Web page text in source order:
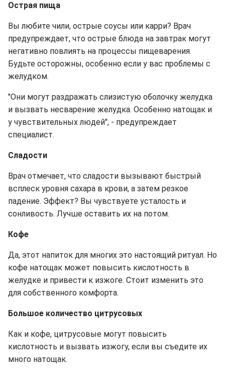
Острая пища
Вы любите чили, острые соусы или карри? Врач
предупреждает, что острые блюда на завтрак могут
негативно повлиять на процессы пищеварения.
Будьте осторожны, особенно если у вас проблемы с
желудком.
"Они могут раздражать слизистую оболочку желудка
и вызвать несварение желудка. Особенно натощак и
у чувствительных людей", - предупреждает
специалист.
Сладости
Врач отмечает, что сладости вызывают быстрый
всплеск уровня сахара в крови, а затем резкое
падение. Эффект? Вы чувствуете усталость и
сонливость. Лучше оставить их на потом.
Кофе
Да, этот напиток для многих это настоящий ритуал. Но
кофе натощак может повысить кислотность в
желудке и привести к изжоге. Стоит изменить это
для собственного комфорта.
Большое количество цитрусовых
Как и кофе, цитрусовые могут повысить
кислотность и вызвать изжогу, если вы съедите их
много натощак.